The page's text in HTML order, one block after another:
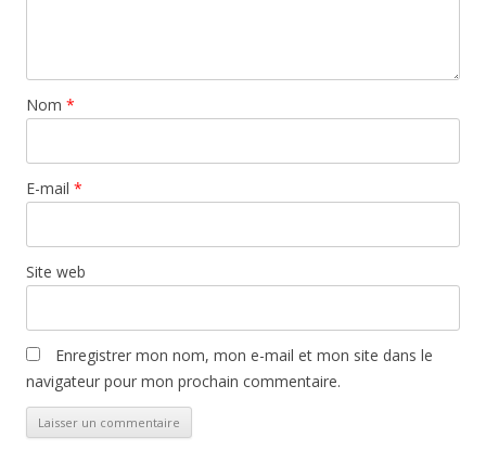
Nom *
E-mail *
Site web
Enregistrer mon nom, mon e-mail et mon site dans le
navigateur pour mon prochain commentaire.